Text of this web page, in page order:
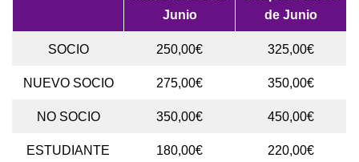
Junio
de Junio
SOCIO 250,00€ 325,00€
NUEVO SOCIO 275,00€ 350,00€
NO SOCIO 350,00€ 450,00€
ESTUDIANTE 180,00€ 220,00€